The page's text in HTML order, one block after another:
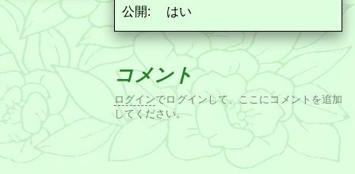
公開: はい
コメント
ログインでログインして、ここにコメントを追加
してください。